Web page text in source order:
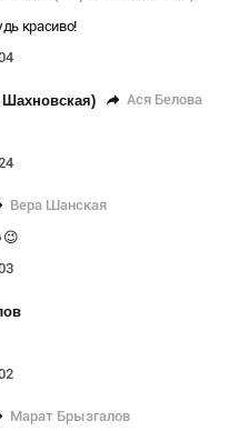
красиво!
Ася Белова
Вера Шанская
😉
Марат Брызгалов